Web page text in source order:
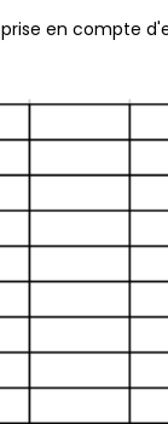
en compte